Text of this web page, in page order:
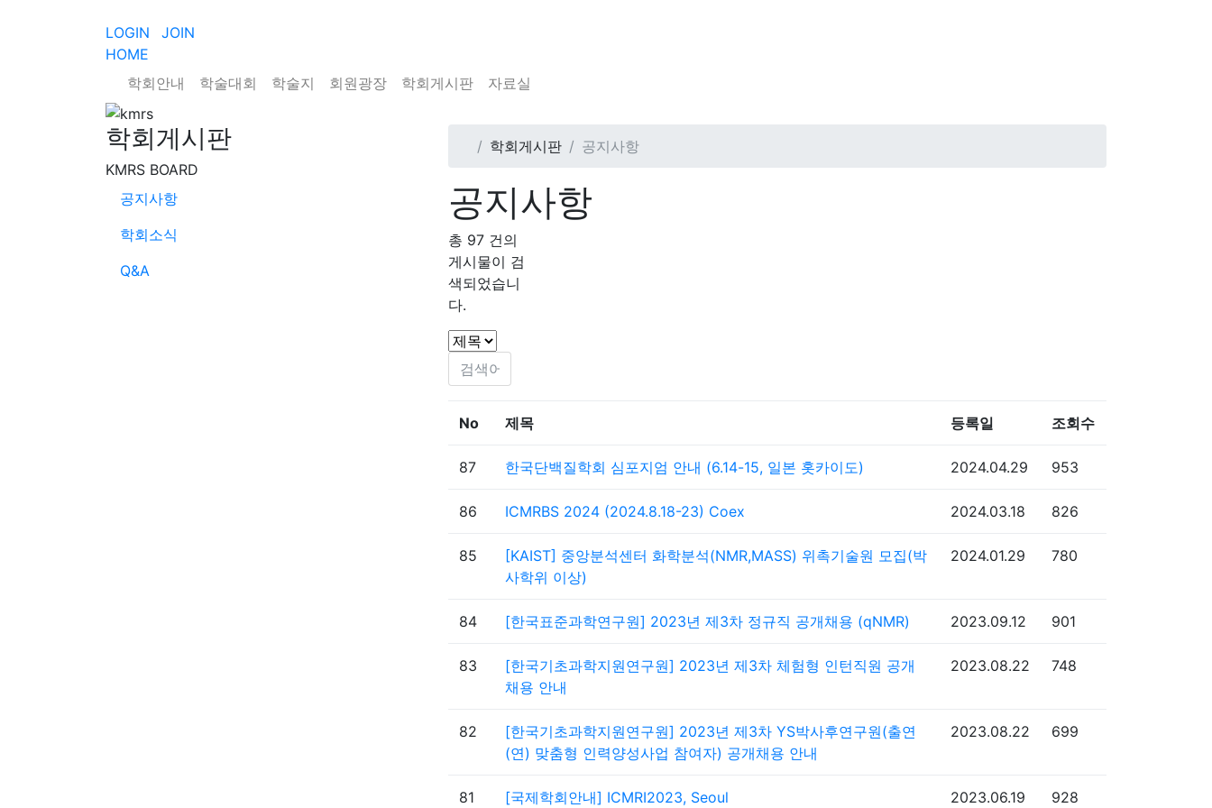
LOGIN
JOIN
HOME
학회안내
학술대회 학술지 회원광장 학회게시판 자료실
학회게시판 공지사항
공지사항
총 97 건의
게시물이 검
색되었습니
다.
No 제목 등록일 조회수
87 한국단백질학회 심포지엄 안내 (6.14-15, 일본 홋카이도) 2024.04.29 953
86 ICMRBS 2024 (2024.8.18-23) Coex 2024.03.18 826
85
[KAIST] 중앙분석센터 화학분석(NMR,MASS) 위촉기술원 모집(박
사학위 이상)
2024.01.29 780
84 [한국표준과학연구원] 2023년 제3차 정규직 공개채용 (qNMR) 2023.09.12 901
83
[한국기초과학지원연구원] 2023년 제3차 체험형 인턴직원 공개
채용 안내
2023.08.22 748
82
[한국기초과학지원연구원] 2023년 제3차 YS박사후연구원(출연
(연) 맞춤형 인력양성사업 참여자) 공개채용 안내
2023.08.22 699
81 [국제학회안내] ICMRI2023, Seoul 2023.06.19 928
학회게시판
KMRS BOARD
공지사항
학회소식
Q&A